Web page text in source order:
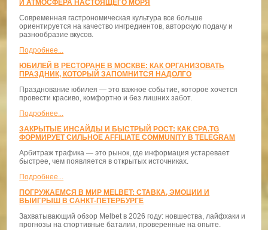
И АТМОСФЕРА НАСТОЯЩЕГО МОРЯ
Современная гастрономическая культура все больше
ориентируется на качество ингредиентов, авторскую подачу и
разнообразие вкусов.
Подробнее...
ЮБИЛЕЙ В РЕСТОРАНЕ В МОСКВЕ: КАК ОРГАНИЗОВАТЬ
ПРАЗДНИК, КОТОРЫЙ ЗАПОМНИТСЯ НАДОЛГО
Празднование юбилея — это важное событие, которое хочется
провести красиво, комфортно и без лишних забот.
Подробнее...
ЗАКРЫТЫЕ ИНСАЙДЫ И БЫСТРЫЙ РОСТ: КАК CPA.TG
ФОРМИРУЕТ СИЛЬНОЕ AFFILIATE COMMUNITY В TELEGRAM
Арбитраж трафика — это рынок, где информация устаревает
быстрее, чем появляется в открытых источниках.
Подробнее...
ПОГРУЖАЕМСЯ В МИР MELBET: СТАВКА, ЭМОЦИИ И
ВЫИГРЫШ В САНКТ-ПЕТЕРБУРГЕ
Захватывающий обзор Melbet в 2026 году: новшества, лайфхаки и
прогнозы на спортивные баталии, проверенные на опыте.